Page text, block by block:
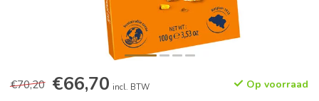
€70,20 €66,70 incl. BTW Op voorraad